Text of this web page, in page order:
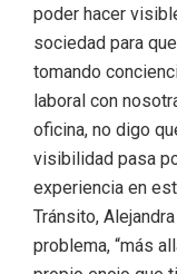
poder hacer
sociedad para
tomando
laboral con
oficina, no digo
visibilidad pasa
experiencia en
Tránsito,
problema, “más